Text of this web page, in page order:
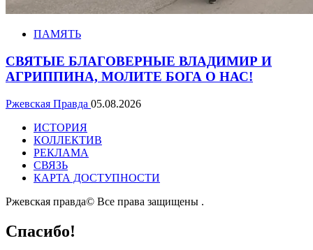
ПАМЯТЬ
СВЯТЫЕ БЛАГОВЕРНЫЕ ВЛАДИМИР И
АГРИППИНА, МОЛИТЕ БОГА О НАС!
Ржевская Правда 05.08.2026
ИСТОРИЯ
КОЛЛЕКТИВ
РЕКЛАМА
СВЯЗЬ
КАРТА ДОСТУПНОСТИ
Ржевская правда© Все права защищены .
Спасибо!